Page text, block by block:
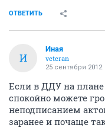
ОТВЕТИТЬ
И
Иная
veteran
25 сентября 2012
Если в ДДУ на плане
спокойно можете
неподписанием
заранее и почаще